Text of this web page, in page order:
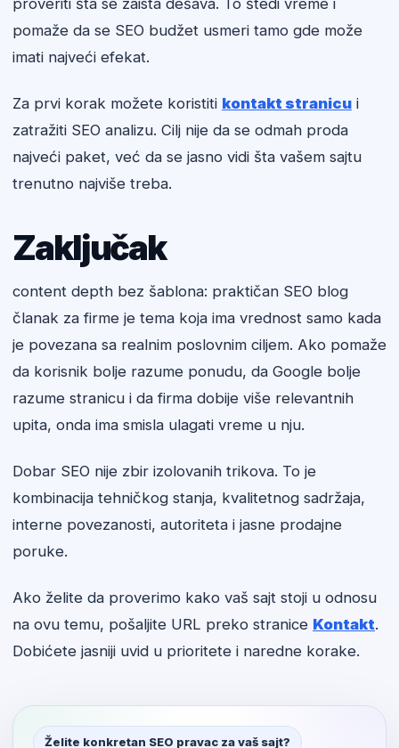
proveriti šta se zaista dešava. To štedi vreme i
pomaže da se SEO budžet usmeri tamo gde može
imati najveći efekat.
Za prvi korak možete koristiti kontakt stranicu i
zatražiti SEO analizu. Cilj nije da se odmah proda
najveći paket, već da se jasno vidi šta vašem sajtu
trenutno najviše treba.
Zaključak
content depth bez šablona: praktičan SEO blog
članak za firme je tema koja ima vrednost samo kada
je povezana sa realnim poslovnim ciljem. Ako pomaže
da korisnik bolje razume ponudu, da Google bolje
razume stranicu i da firma dobije više relevantnih
upita, onda ima smisla ulagati vreme u nju.
Dobar SEO nije zbir izolovanih trikova. To je
kombinacija tehničkog stanja, kvalitetnog sadržaja,
interne povezanosti, autoriteta i jasne prodajne
poruke.
Ako želite da proverimo kako vaš sajt stoji u odnosu
na ovu temu, pošaljite URL preko stranice Kontakt.
Dobićete jasniji uvid u prioritete i naredne korake.
Želite konkretan SEO pravac za vaš sajt?